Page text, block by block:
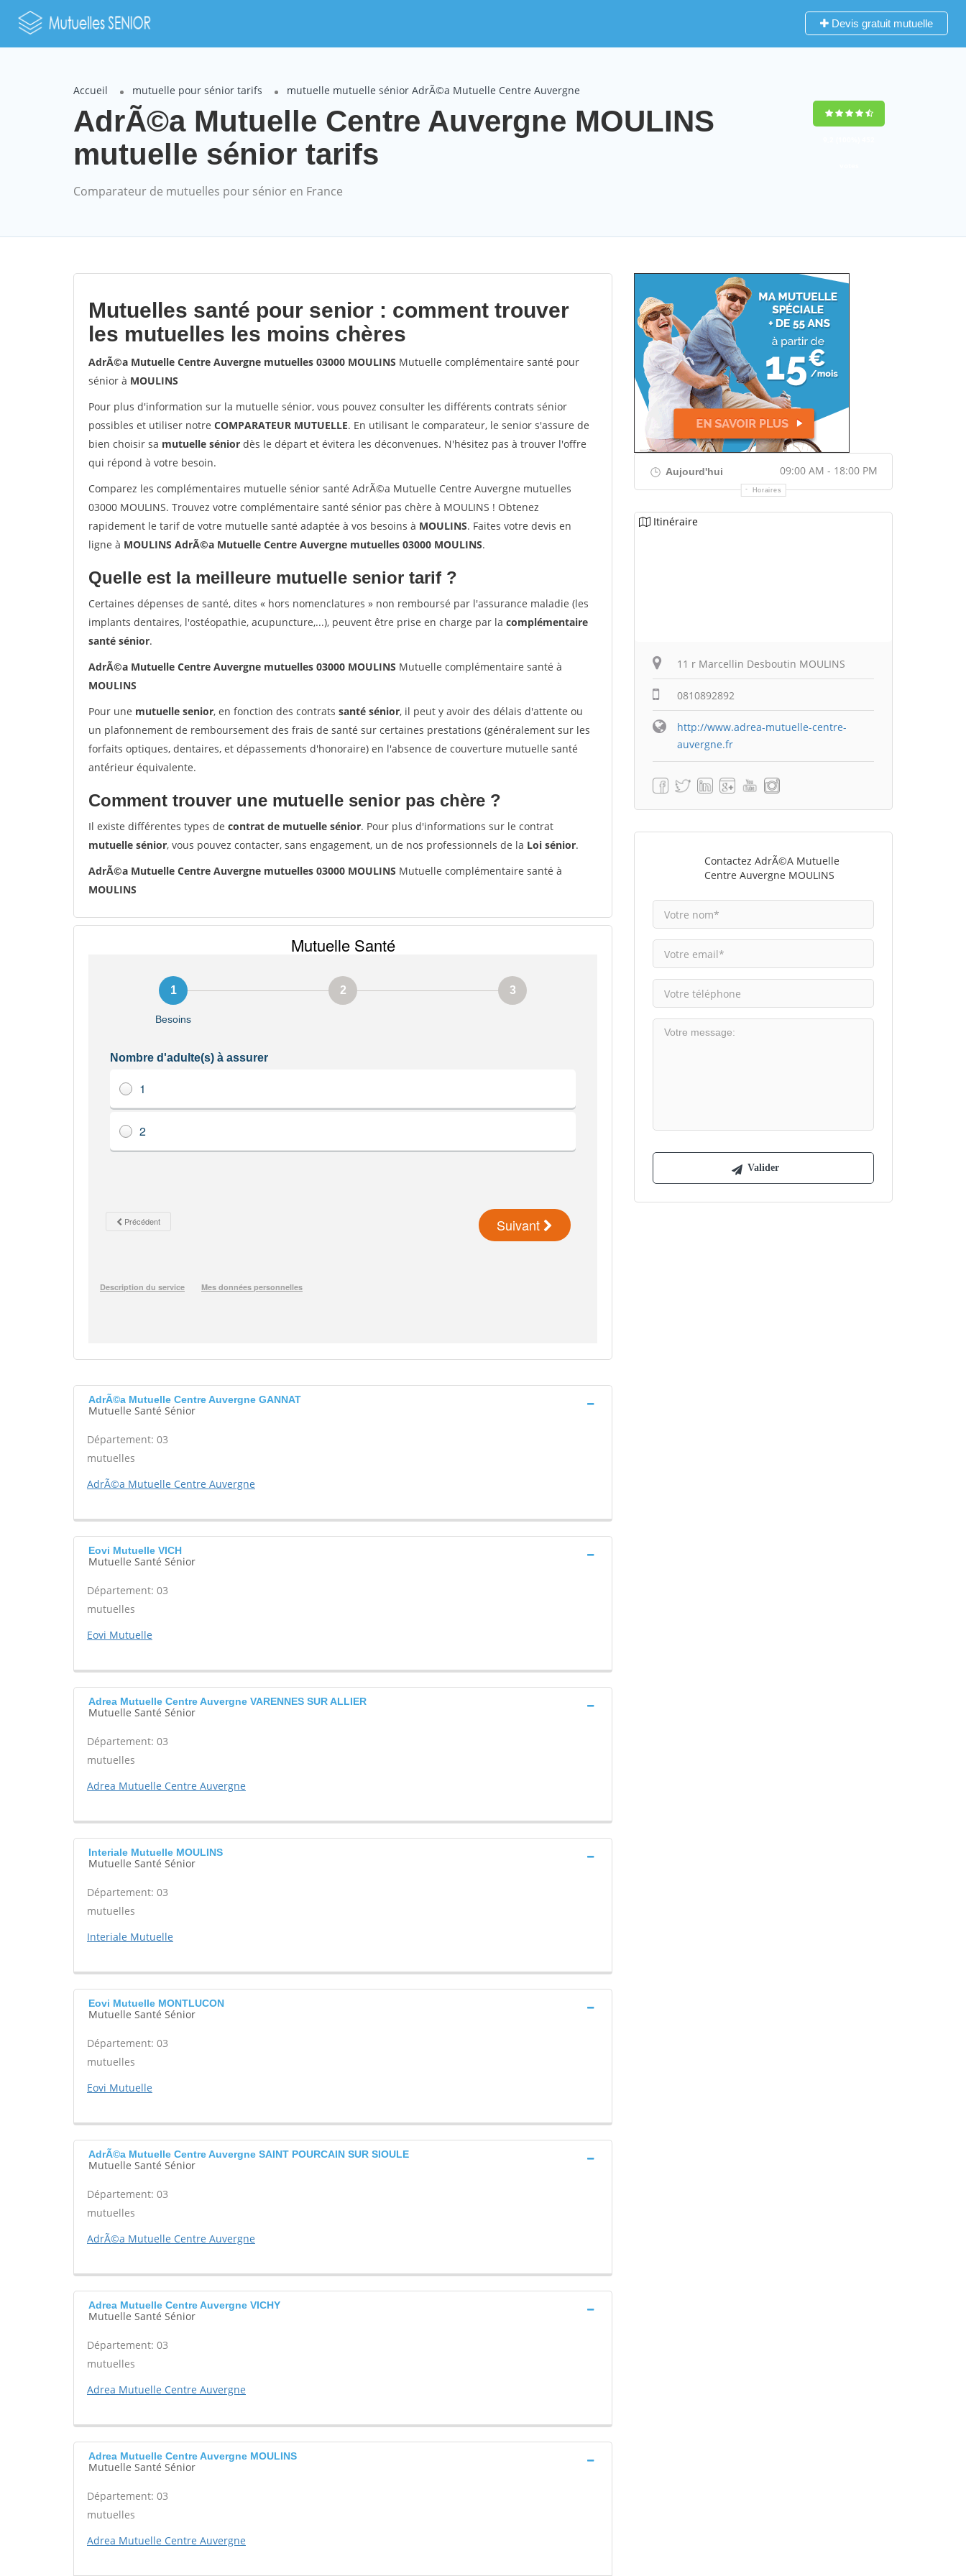
Devis gratuit mutuelle
Accueil mutuelle pour sénior tarifs mutuelle mutuelle sénior AdrÃ©a Mutuelle Centre Auvergne
AdrÃ©a Mutuelle Centre Auvergne MOULINS
mutuelle sénior tarifs
Comparateur de mutuelles pour sénior en France
Mutuelles santé pour senior : comment trouver
les mutuelles les moins chères
AdrÃ©a Mutuelle Centre Auvergne mutuelles 03000 MOULINS Mutuelle complémentaire santé pour
sénior à MOULINS
Pour plus d'information sur la mutuelle sénior, vous pouvez consulter les différents contrats sénior
possibles et utiliser notre COMPARATEUR MUTUELLE. En utilisant le comparateur, le senior s'assure de
bien choisir sa mutuelle sénior dès le départ et évitera les déconvenues. N'hésitez pas à trouver l'offre
qui répond à votre besoin.
Comparez les complémentaires mutuelle sénior santé AdrÃ©a Mutuelle Centre Auvergne mutuelles
03000 MOULINS. Trouvez votre complémentaire santé sénior pas chère à MOULINS ! Obtenez
rapidement le tarif de votre mutuelle santé adaptée à vos besoins à MOULINS. Faites votre devis en
ligne à MOULINS AdrÃ©a Mutuelle Centre Auvergne mutuelles 03000 MOULINS.
Quelle est la meilleure mutuelle senior tarif ?
Certaines dépenses de santé, dites « hors nomenclatures » non remboursé par l'assurance maladie (les
implants dentaires, l'ostéopathie, acupuncture,...), peuvent être prise en charge par la complémentaire
santé sénior.
AdrÃ©a Mutuelle Centre Auvergne mutuelles 03000 MOULINS Mutuelle complémentaire santé à
MOULINS
Pour une mutuelle senior, en fonction des contrats santé sénior, il peut y avoir des délais d'attente ou
un plafonnement de remboursement des frais de santé sur certaines prestations (généralement sur les
forfaits optiques, dentaires, et dépassements d'honoraire) en l'absence de couverture mutuelle santé
antérieur équivalente.
Comment trouver une mutuelle senior pas chère ?
Il existe différentes types de contrat de mutuelle sénior. Pour plus d'informations sur le contrat
mutuelle sénior, vous pouvez contacter, sans engagement, un de nos professionnels de la Loi sénior.
AdrÃ©a Mutuelle Centre Auvergne mutuelles 03000 MOULINS Mutuelle complémentaire santé à
MOULINS
AdrÃ©a Mutuelle Centre Auvergne GANNAT
Mutuelle Santé Sénior
Département: 03
mutuelles
AdrÃ©a Mutuelle Centre Auvergne
Eovi Mutuelle VICH
Mutuelle Santé Sénior
Département: 03
mutuelles
Eovi Mutuelle
Adrea Mutuelle Centre Auvergne VARENNES SUR ALLIER
Mutuelle Santé Sénior
Département: 03
mutuelles
Adrea Mutuelle Centre Auvergne
Interiale Mutuelle MOULINS
Mutuelle Santé Sénior
Département: 03
mutuelles
Interiale Mutuelle
Eovi Mutuelle MONTLUCON
Mutuelle Santé Sénior
Département: 03
mutuelles
Eovi Mutuelle
AdrÃ©a Mutuelle Centre Auvergne SAINT POURCAIN SUR SIOULE
Mutuelle Santé Sénior
Département: 03
mutuelles
AdrÃ©a Mutuelle Centre Auvergne
Adrea Mutuelle Centre Auvergne VICHY
Mutuelle Santé Sénior
Département: 03
mutuelles
Adrea Mutuelle Centre Auvergne
Adrea Mutuelle Centre Auvergne MOULINS
Mutuelle Santé Sénior
Département: 03
mutuelles
Adrea Mutuelle Centre Auvergne
Aujourd'hui 09:00 AM - 18:00 PM
Horaires
Itinéraire
11 r Marcellin Desboutin MOULINS
0810892892
http://www.adrea-mutuelle-centre-
auvergne.fr
Contactez AdrÃ©a Mutuelle
Centre Auvergne MOULINS